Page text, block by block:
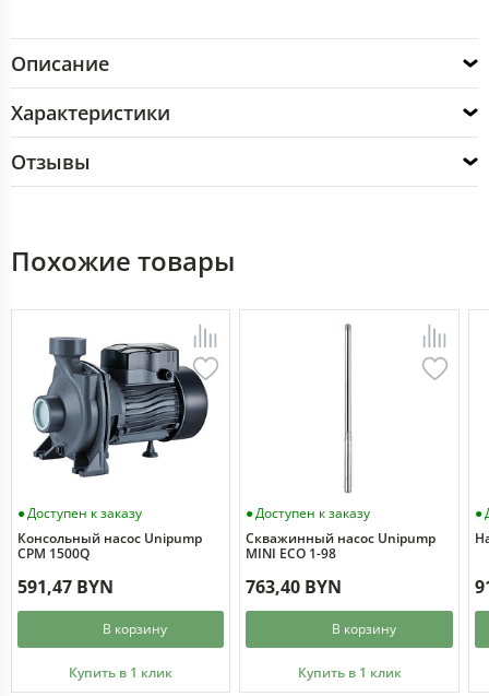
Описание
Характеристики
Отзывы
Похожие товары
Доступен к заказу
Консольный насос Unipump
CPM 1500Q
591,47 BYN
В корзину
Купить в 1 клик
Доступен к заказу
Скважинный насос Unipump
MINI ECO 1-98
763,40 BYN
В корзину
Купить в 1 клик